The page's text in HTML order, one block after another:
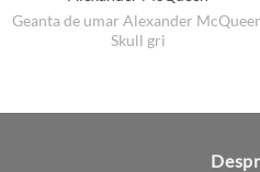
Geanta de umar Alexander
Skull gri